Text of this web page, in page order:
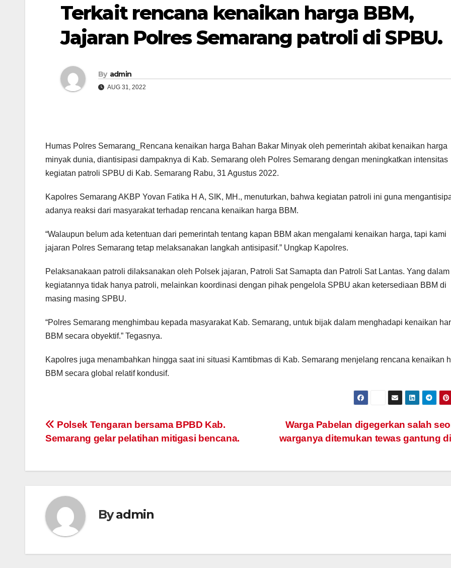
Terkait rencana kenaikan harga BBM,
Jajaran Polres Semarang patroli di SPBU.
By admin
AUG 31, 2022
Humas Polres Semarang_Rencana kenaikan harga Bahan Bakar Minyak oleh pemerintah akibat kenaikan harga
minyak dunia, diantisipasi dampaknya di Kab. Semarang oleh Polres Semarang dengan meningkatkan intensitas
kegiatan patroli SPBU di Kab. Semarang Rabu, 31 Agustus 2022.
Kapolres Semarang AKBP Yovan Fatika H A, SIK, MH., menuturkan, bahwa kegiatan patroli ini guna
adanya reaksi dari masyarakat terhadap rencana kenaikan harga BBM.
“Walaupun belum ada ketentuan dari pemerintah tentang kapan BBM akan mengalami kenaikan harga, tapi kami
jajaran Polres Semarang tetap melaksanakan langkah antisipasif.” Ungkap Kapolres.
Pelaksanakaan patroli dilaksanakan oleh Polsek jajaran, Patroli Sat Samapta dan Patroli Sat Lantas. Yang dalam
kegiatannya tidak hanya patroli, melainkan koordinasi dengan pihak pengelola SPBU akan ketersediaan BBM di
masing masing SPBU.
“Polres Semarang menghimbau kepada masyarakat Kab. Semarang, untuk bijak dalam menghadapi kenaikan
BBM secara obyektif.” Tegasnya.
Kapolres juga menambahkan hingga saat ini situasi Kamtibmas di Kab. Semarang menjelang rencana kenaikan
BBM secara global relatif kondusif.
Post
navigation
Warga Pabelan digegerkan salah
warganya ditemukan tewas gantung
Polsek Tengaran bersama BPBD Kab.
Semarang gelar pelatihan mitigasi bencana.
Byadmin